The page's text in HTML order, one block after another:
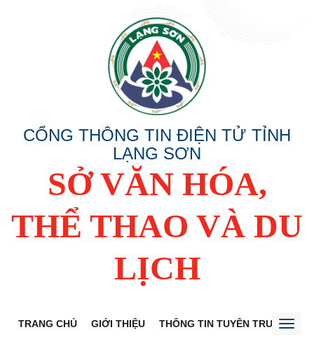
CỔNG THÔNG TIN ĐIỆN TỬ TỈNH
LẠNG SƠN
SỞ VĂN HÓA,
THỂ THAO VÀ DU
LỊCH
TRANG CHỦ GIỚI THIỆU THÔNG TIN TUYÊN TRUYỀN